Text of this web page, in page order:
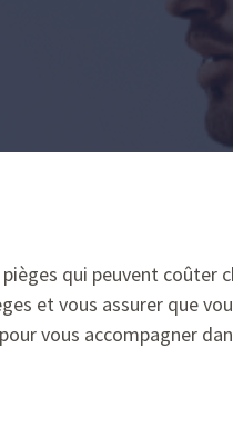
qui peuvent coûter
et vous assurer que
vous accompagner